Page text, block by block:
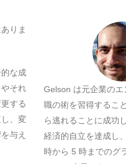
りま
な成
それ
する
、変
与え
Gelson は元企業の
職の術を習得するこ
ら逃れることに成功
経済的自立を達成し
時から 5 時までのグ